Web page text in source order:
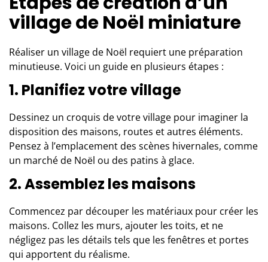
village de Noël miniature
Réaliser un village de Noël requiert une préparation
minutieuse. Voici un guide en plusieurs étapes :
1. Planifiez votre village
Dessinez un croquis de votre village pour imaginer la
disposition des maisons, routes et autres éléments.
Pensez à l’emplacement des scènes hivernales, comme
un marché de Noël ou des patins à glace.
2. Assemblez les maisons
Commencez par découper les matériaux pour créer les
maisons. Collez les murs, ajouter les toits, et ne
négligez pas les détails tels que les fenêtres et portes
qui apportent du réalisme.